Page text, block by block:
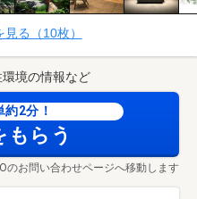
る（10枚）
境の情報など
約2分！
もらう
のお問い合わせページへ移動します